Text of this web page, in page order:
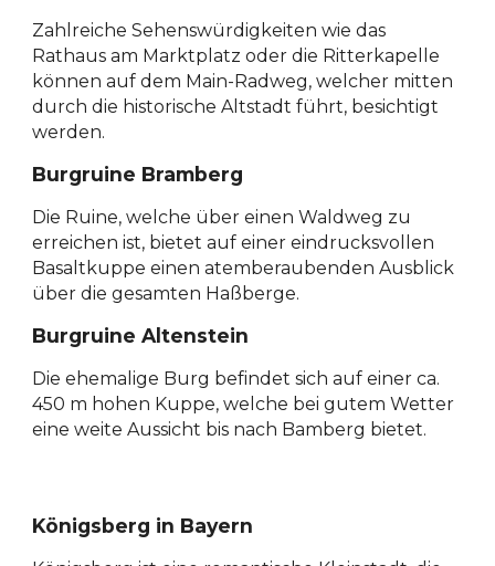
Zahlreiche Sehenswürdigkeiten wie das
Rathaus am Marktplatz oder die Ritterkapelle
können auf dem Main-Radweg, welcher mitten
durch die historische Altstadt führt, besichtigt
werden.
Burgruine Bramberg
Die Ruine, welche über einen Waldweg zu
erreichen ist, bietet auf einer eindrucksvollen
Basaltkuppe einen atemberaubenden Ausblick
über die gesamten Haßberge.
Burgruine Altenstein
Die ehemalige Burg befindet sich auf einer ca.
450 m hohen Kuppe, welche bei gutem Wetter
eine weite Aussicht bis nach Bamberg bietet.
Königsberg in Bayern